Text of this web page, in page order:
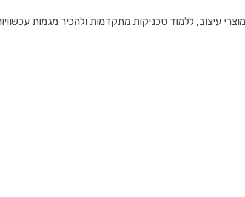
עיצוב, ללמוד טכניקות מתקדמות ולהכיר מגמות